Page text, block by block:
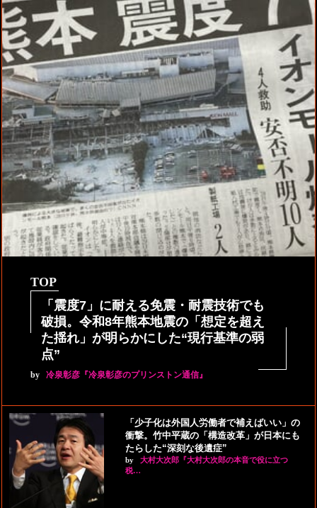
TOP
「震度7」に耐える免震・耐震技術でも
破損。令和8年熊本地震の「想定を超え
た揺れ」が明らかにした“現行基準の弱
点”
by 冷泉彰彦『冷泉彰彦のプリンストン通信』
「少子化は外国人労働者で補えばいい」の
衝撃。竹中平蔵の「構造改革」が日本にも
たらした“深刻な後遺症”
by
大村大次郎『大村大次郎の本音で役に立つ
税…